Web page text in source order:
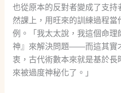
也從原本的反對者變成了支持
然課上，用旺來的訓練過程
例。「我太太說，我這個命理
神』來解決問題——而這其實
衷，古代術數本來就是基於
來被過度神秘化了。」